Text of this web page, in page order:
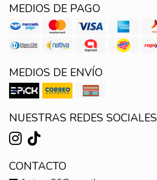
MEDIOS DE PAGO
MEDIOS DE ENVÍO
NUESTRAS REDES SOCIALES
CONTACTO